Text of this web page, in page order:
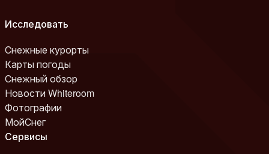
Исследовать
Снежные курорты
Карты погоды
Снежный обзор
Новости Whiteroom
Фотографии
МойСнег
Сервисы